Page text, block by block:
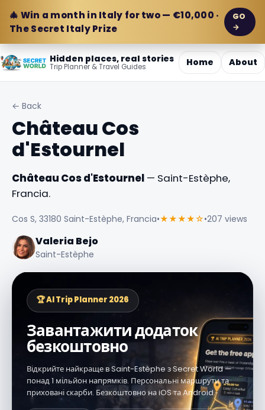
🎄 Win a month in Italy for two — €10,000 ·
The Secret Italy Prize
GO
→
Hidden places, real stories
Trip Planner & Travel Guides Home About
← Back
Château Cos
d'Estournel
Château Cos d'Estournel — Saint-Estèphe,
Francia.
Cos S, 33180 Saint-Estèphe, Francia•★★★★☆•207 views
Valeria Bejo
Saint-Estèphe
🏆 AI Trip Planner 2026
Завантажити додаток
безкоштовно
Відкрийте найкраще в Saint-Estèphe з Secret World —
понад 1 мільйон напрямків. Персональні маршрути та
приховані скарби. Безкоштовно на iOS та Android.